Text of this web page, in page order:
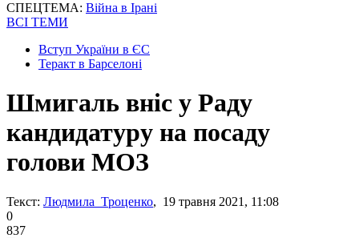
СПЕЦТЕМА: Війна в Ірані
ВСІ ТЕМИ
Вступ України в ЄС
Теракт в Барселоні
Шмигаль вніс у Раду
кандидатуру на посаду
голови МОЗ
Текст: Людмила Троценко, 19 травня 2021, 11:08
0
837